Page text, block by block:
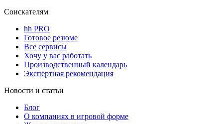
Соискателям
hh PRO
Готовое резюме
Все сервисы
Хочу у вас работать
Производственный календарь
Экспертная рекомендация
Новости и статьи
Блог
О компаниях в игровой форме